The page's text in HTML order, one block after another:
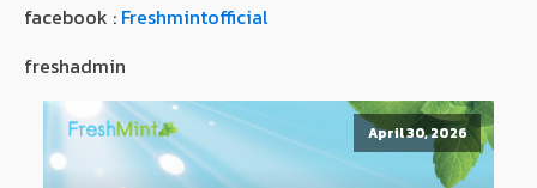
facebook : Freshmintofficial
freshadmin
April 30, 2026